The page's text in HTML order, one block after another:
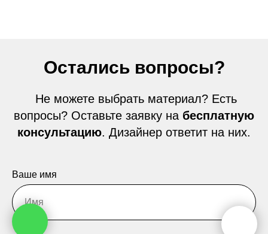
Остались вопросы?
Не можете выбрать материал? Есть
вопросы? Оставьте заявку на бесплатную
консультацию. Дизайнер ответит на них.
Ваше имя